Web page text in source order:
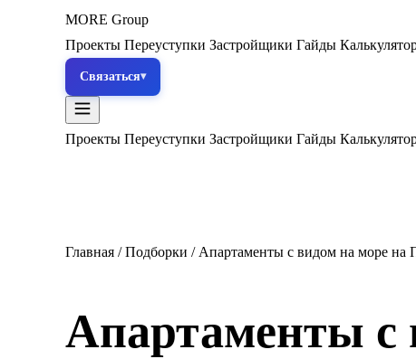
MORE Group
Проекты Переуступки Застройщики Гайды
Связаться
Проекты Переуступки Застройщики Гайды
Главная / Подборки / Апартаменты с видом на море на
Апартаменты с